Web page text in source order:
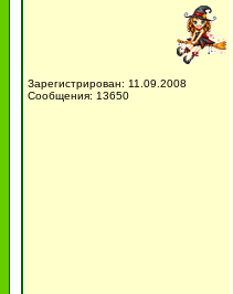
Зарегистрирован: 11.09.2008
Сообщения: 13650